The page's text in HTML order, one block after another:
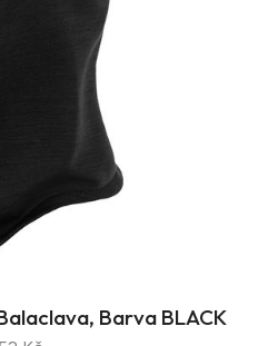
Barva BLACK